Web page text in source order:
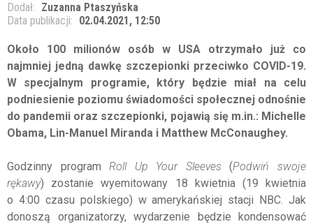
Dodał: Zuzanna Ptaszyńska
Data publikacji: 02.04.2021, 12:50
Około 100 milionów osób w USA otrzymało już co
najmniej jedną dawkę szczepionki przeciwko COVID-19.
W specjalnym programie, który będzie miał na celu
podniesienie poziomu świadomości społecznej odnośnie
do pandemii oraz szczepionki, pojawią się m.in.: Michelle
Obama, Lin-Manuel Miranda i Matthew McConaughey.
Godzinny program Roll Up Your Sleeves (Podwiń swoje
rękawy) zostanie wyemitowany 18 kwietnia (19 kwietnia
o 4:00 czasu polskiego) w amerykańskiej stacji NBC. Jak
donoszą organizatorzy, wydarzenie będzie kondensować